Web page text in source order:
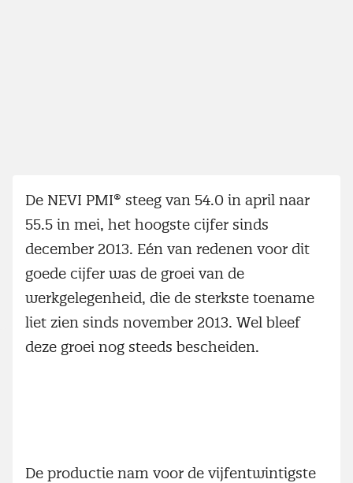
De NEVI PMI® steeg van 54.0 in april naar
55.5 in mei, het hoogste cijfer sinds
december 2013. Eén van redenen voor dit
goede cijfer was de groei van de
werkgelegenheid, die de sterkste toename
liet zien sinds november 2013. Wel bleef
deze groei nog steeds bescheiden.
De productie nam voor de vijfentwintigste